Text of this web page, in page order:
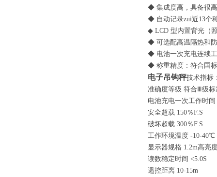
◆ 集成度高，具备很
◆ 自动记录zui近13个
◆ LCD 型内置背光 （
◆ 可选配高温隔热和
◆ 电池一次充电连续
◆ 称重精度：符合国
电子吊钩秤技术指标
准确度等级 符合
级
电池充电一次工作时间
安全超载 150％F.S
破坏超载 300％F.S
工作环境温度 -10-40℃
显示器规格 1.2m高亮
读数稳定时间 <5.0S
遥控距离 10-15m